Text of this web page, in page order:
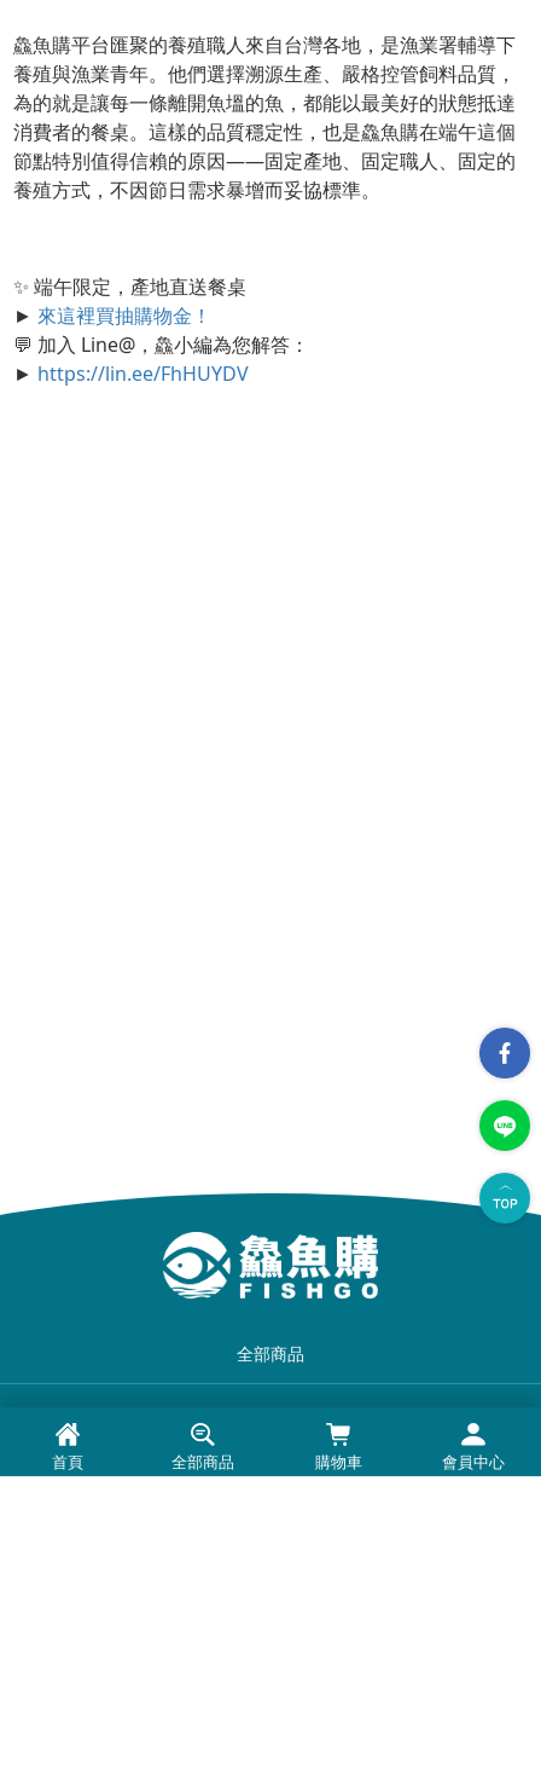
鱻魚購平台匯聚的養殖職人來自台灣各地，是漁業署輔導下
養殖與漁業青年。他們選擇溯源生產、嚴格控管飼料品質，
為的就是讓每一條離開魚塭的魚，都能以最美好的狀態抵達
消費者的餐桌。這樣的品質穩定性，也是鱻魚購在端午這個
節點特別值得信賴的原因——固定產地、固定職人、固定的
養殖方式，不因節日需求暴增而妥協標準。
✨ 端午限定，產地直送餐桌
► 來這裡買抽購物金！
💬 加入 Line@，鱻小編為您解答：
► https://lin.ee/FhHUYDV
全部商品
最新消息
首頁 全部商品 購物車 會員中心